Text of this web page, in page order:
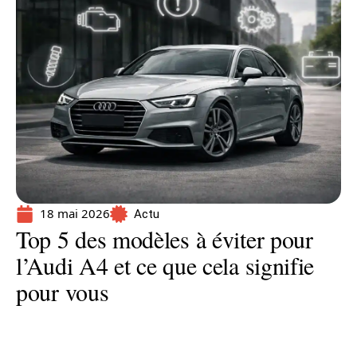
18 mai 2026 Actu
Top 5 des modèles à éviter pour
l’Audi A4 et ce que cela signifie
pour vous